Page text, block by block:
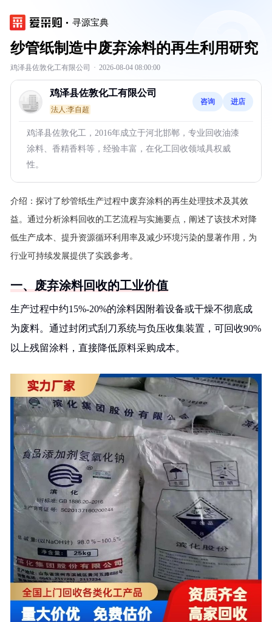
寻源宝典
纱管纸制造中废弃涂料的再生利用研究
鸡泽县佐敦化工有限公司 · 2026-08-04 08:00:00
鸡泽县佐敦化工有限公司
法人:李自超
咨询 进店
鸡泽县佐敦化工，2016年成立于河北邯郸，专业回收油漆
涂料、香精香料等，经验丰富，在化工回收领域具权威
性。
介绍： 探讨了纱管纸生产过程中废弃涂料的再生处理技术及其效
益。通过分析涂料回收的工艺流程与实施要点，阐述了该技术对降
低生产成本、提升资源循环利用率及减少环境污染的显著作用，为
行业可持续发展提供了实践参考。
一、废弃涂料回收的工业价值
生产过程中约15%-20%的涂料因附着设备或干燥不彻底成
为废料。通过封闭式刮刀系统与负压收集装置，可回收90%
以上残留涂料，直接降低原料采购成本。